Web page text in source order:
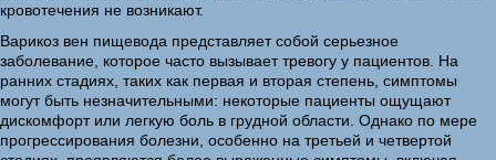
кровотечения не возникают.
Варикоз вен пищевода представляет собой серьезное
заболевание, которое часто вызывает тревогу у пациентов. На
ранних стадиях, таких как первая и вторая степень, симптомы
могут быть незначительными: некоторые пациенты ощущают
дискомфорт или легкую боль в грудной области. Однако по мере
прогрессирования болезни, особенно на третьей и четвертой